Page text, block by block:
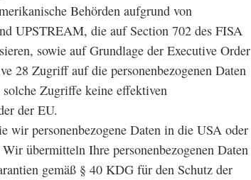
Behörden aufgrund von
UPSTREAM, die auf Section 702 des FISA
sowie auf Grundlage der Executive Order
28 Zugriff auf die personenbezogenen Daten
Zugriffe keine effektiven
der EU.
wir personenbezogene Daten in die USA oder
übermitteln Ihre personenbezogenen Daten
gemäß § 40 KDG für den Schutz der